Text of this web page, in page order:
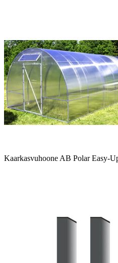
Kaarkasvuhoone AB Polar Easy-